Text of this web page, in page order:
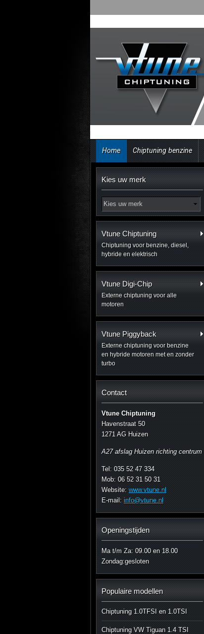
Home Chiptuning benzine
Kies uw merk
Vtune Chiptuning
Chiptuning voor benzine, diesel,
hybride en elektrisch
Vtune Digi-Chip
Externe chiptuning voor alle
motoren
Vtune Piggyback
Externe chiptuning voor benzine
en hybride motoren met en zonder
turbo
Contact
Vtune Chiptuning
Havenstraat 50
1271 AG Huizen
A27 afslag Huizen richting centrum
Tel: 035 52 47 334
Mob: 06 52 31 50 31
Website: www.vtune.nl
E-mail: info@vtune.nl
Openingstijden
Ma t/m Za: 09.00 en 18.00
Zondag:gesloten
Populaire modellen
Chiptuning 1.0TFSI en 1.0TSI
Chiptuning VW Tiguan 1.4 TSI